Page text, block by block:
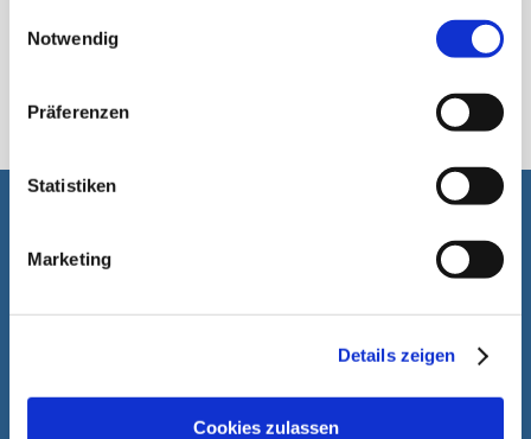
Notwendig
Präferenzen
Statistiken
Marketing
Details zeigen
Cookies zulassen